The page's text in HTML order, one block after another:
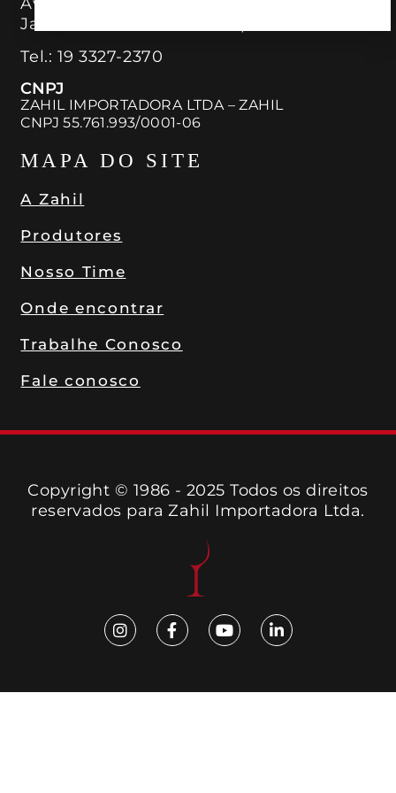
Jardim das Paineiras Campinas – SP
Tel.: 19 3327-2370
CNPJ
ZAHIL IMPORTADORA LTDA – ZAHIL
CNPJ 55.761.993/0001-06
MAPA DO SITE
A Zahil
Produtores
Nosso Time
Onde encontrar
Trabalhe Conosco
Fale conosco
Copyright © 1986 - 2025 Todos os direitos
reservados para Zahil Importadora Ltda.